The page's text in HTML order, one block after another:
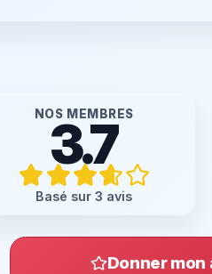
NOS MEMBRES
3.7
Basé sur 3 avis
Donner mon